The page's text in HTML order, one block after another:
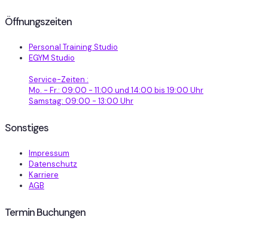
Öffnungszeiten
Personal Training Studio
EGYM Studio
Service-Zeiten :
Mo. - Fr.: 09:00 - 11:00 und 14:00 bis 19:00 Uhr
Samstag: 09:00 - 13:00 Uhr
Sonstiges
Impressum
Datenschutz
Karriere
AGB
Termin Buchungen